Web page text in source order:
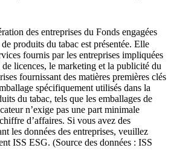
des entreprises du Fonds engagées
produits du tabac est présentée. Elle
fournis par les entreprises impliquées
de licences, le marketing et la publicité du
fournissant des matières premières clés
spécifiquement utilisés dans la
du tabac, tels que les emballages de
n’exige pas une part minimale
d’affaires. Si vous avez des
les données des entreprises, veuillez
ISS ESG. (Source des données : ISS